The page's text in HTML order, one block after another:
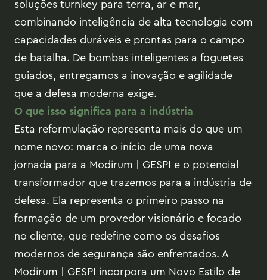
soluções turnkey para terra, ar e mar,
combinando inteligência de alta tecnologia com
capacidades duráveis e prontas para o campo
de batalha. De bombas inteligentes a foguetes
guiados, entregamos a inovação e agilidade
que a defesa moderna exige.
O que isso significa para a indústria
Esta reformulação representa mais do que um
nome novo: marca o início de uma nova
jornada para a Modirum | GESPI e o potencial
transformador que trazemos para a indústria de
defesa. Ela representa o primeiro passo na
formação de um provedor visionário e focado
no cliente, que redefine como os desafios
modernos de segurança são enfrentados. A
Modirum | GESPI incorpora um Novo Estilo de